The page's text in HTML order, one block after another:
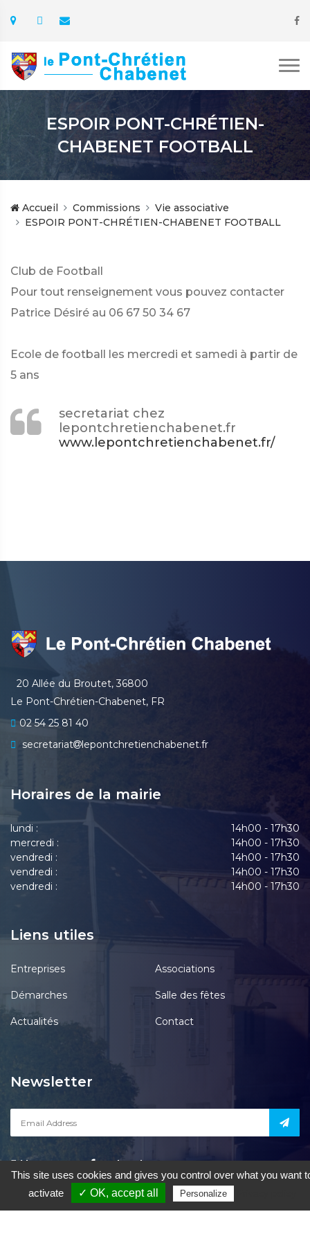
ESPOIR PONT-CHRÉTIEN-
CHABENET FOOTBALL
Accueil Commissions
Vie associative
ESPOIR PONT-CHRÉTIEN-CHABENET FOOTBALL
Club de Football
Pour tout renseignement vous pouvez contacter
Patrice Désiré au 06 67 50 34 67
Ecole de football les mercredi et samedi à partir de
5 ans
secretariat chez
lepontchretienchabenet.fr
www.lepontchretienchabenet.fr/
20 Allée du Broutet, 36800
Le Pont-Chrétien-Chabenet, FR
02 54 25 81 40
secretariat
lepontchretienchabenet.fr
Horaires de la mairie
lundi :
14h00 - 17h30
mercredi :
14h00 - 17h30
vendredi :
14h00 - 17h30
vendredi :
14h00 - 17h30
vendredi :
14h00 - 17h30
Liens utiles
Entreprises Associations
Démarches Salle des fêtes
Actualités Contact
Newsletter
Notre page acebook
This site uses cookies and gives you control over what you want
activate
✓ OK, accept all Personalize